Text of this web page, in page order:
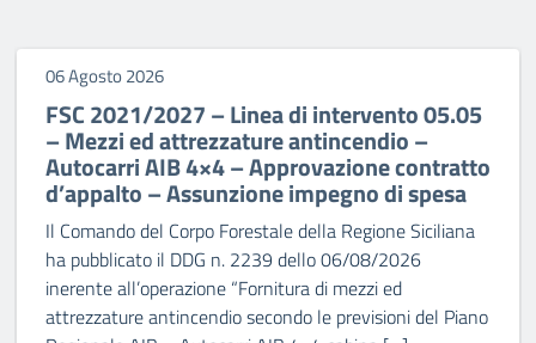
06 Agosto 2026
FSC 2021/2027 – Linea di intervento 05.05
– Mezzi ed attrezzature antincendio –
Autocarri AIB 4×4 – Approvazione contratto
d’appalto – Assunzione impegno di spesa
Il Comando del Corpo Forestale della Regione Siciliana
ha pubblicato il DDG n. 2239 dello 06/08/2026
inerente all’operazione “Fornitura di mezzi ed
attrezzature antincendio secondo le previsioni del Piano